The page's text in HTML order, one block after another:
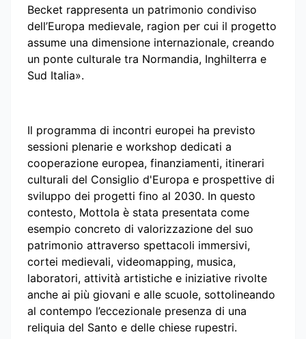
Becket rappresenta un patrimonio condiviso
dell’Europa medievale, ragion per cui il progetto
assume una dimensione internazionale, creando
un ponte culturale tra Normandia, Inghilterra e
Sud Italia».
Il programma di incontri europei ha previsto
sessioni plenarie e workshop dedicati a
cooperazione europea, finanziamenti, itinerari
culturali del Consiglio d'Europa e prospettive di
sviluppo dei progetti fino al 2030. In questo
contesto, Mottola è stata presentata come
esempio concreto di valorizzazione del suo
patrimonio attraverso spettacoli immersivi,
cortei medievali, videomapping, musica,
laboratori, attività artistiche e iniziative rivolte
anche ai più giovani e alle scuole, sottolineando
al contempo l’eccezionale presenza di una
reliquia del Santo e delle chiese rupestri.